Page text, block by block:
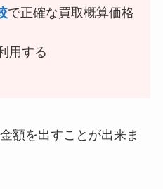
で正確な買取概算価格
用する
額を出すことが出来ま